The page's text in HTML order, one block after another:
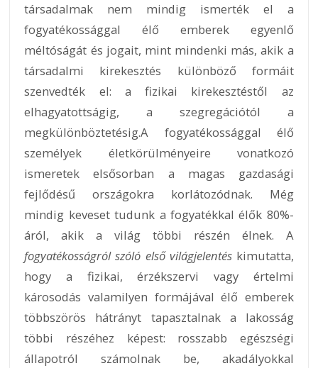
társadalmak nem mindig ismerték el a
fogyatékossággal élő emberek egyenlő
méltóságát és jogait, mint mindenki más, akik a
társadalmi kirekesztés különböző formáit
szenvedték el: a fizikai kirekesztéstől az
elhagyatottságig, a szegregációtól a
megkülönböztetésig.A fogyatékossággal élő
személyek életkörülményeire vonatkozó
ismeretek elsősorban a magas gazdasági
fejlődésű országokra korlátozódnak. Még
mindig keveset tudunk a fogyatékkal élők 80%-
áról, akik a világ többi részén élnek. A
fogyatékosságról szóló első világjelentéskimutatta,
hogy a fizikai, érzékszervi vagy értelmi
károsodás valamilyen formájával élő emberek
többszörös hátrányt tapasztalnak a lakosság
többi részéhez képest: rosszabb egészségi
állapotról számolnak be, akadályokkal